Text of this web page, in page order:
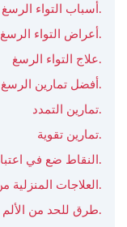
أسباب التواء الرسغ.
أعراض التواء الرسغ.
علاج التواء الرسغ.
أفضل تمارين الرسغ المصابة.
تمارين التمدد.
تمارين تقوية.
النقاط ضع في اعتبارك أثناء التدريبات.
العلاجات المنزلية من التواء الرسغ.
طرق للحد من الألم.